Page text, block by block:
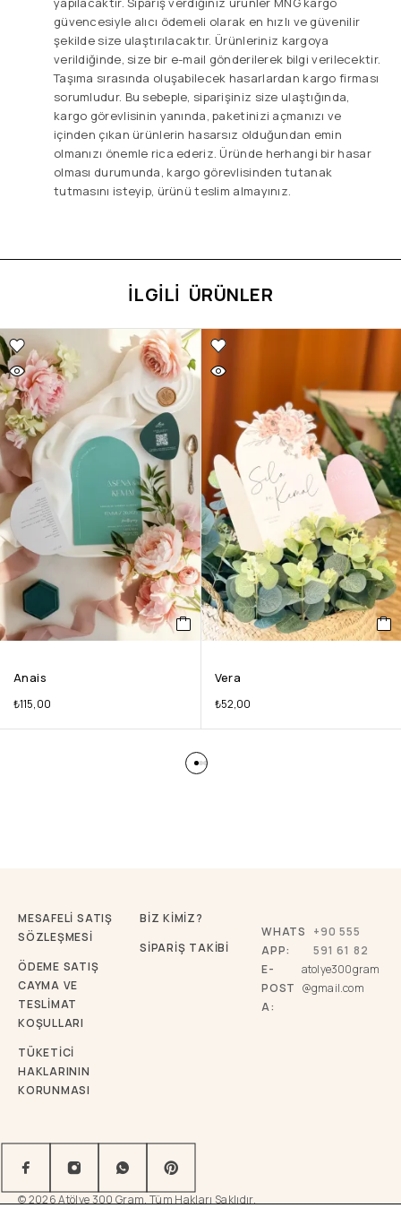
güvencesiyle alıcı ödemeli olarak en hızlı ve güvenilir
şekilde size ulaştırılacaktır. Ürünleriniz kargoya
verildiğinde, size bir e-mail gönderilerek bilgi verilecektir.
Taşıma sırasında oluşabilecek hasarlardan kargo firması
sorumludur. Bu sebeple, siparişiniz size ulaştığında,
kargo görevlisinin yanında, paketinizi açmanızı ve
içinden çıkan ürünlerin hasarsız olduğundan emin
olmanızı önemle rica ederiz. Üründe herhangi bir hasar
olması durumunda, kargo görevlisinden tutanak
tutmasını isteyip, ürünü teslim almayınız.
İLGILI ÜRÜNLER
Anais
₺115,00
Vera
₺52,00
MESAFELİ SATIŞ
SÖZLEŞMESİ
ÖDEME SATIŞ
CAYMA VE
TESLİMAT
KOŞULLARI
TÜKETICI
HAKLARININ
KORUNMASI
BİZ KİMİZ?
SİPARİŞ TAKİBİ
WHATS
APP:
+90 555
591 61 82
E-
POST
A:
atolye300gram
@gmail.com
© 2026 Atölye 300 Gram. Tüm Hakları Saklıdır.